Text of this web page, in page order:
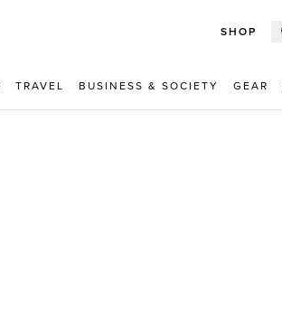
SHOP
TRAVEL BUSINESS & SOCIETY GEAR